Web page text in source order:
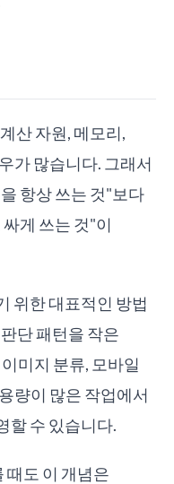
산 자원, 메모리,
가 많습니다. 그래서
항상 쓰는 것"보다
게 쓰는 것"이
위한 대표적인 방법
단 패턴을 작은
미지 분류, 모바일
량이 많은 작업에서
할 수 있습니다.
때도 이 개념은